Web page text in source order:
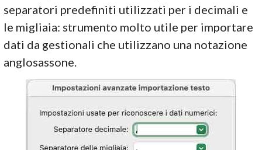
separatori predefiniti utilizzati per i decimali e
le migliaia: strumento molto utile per importare
dati da gestionali che utilizzano una notazione
anglosassone.